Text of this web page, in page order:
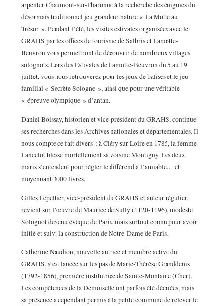
arpenter Chaumont-sur-Tharonne à la recherche des énigmes du
désormais traditionnel jeu grandeur nature « La Motte au
Trésor ». Pendant l’été, les visites estivales organisées avec le
GRAHS par les offices de tourisme de Salbris et Lamotte-
Beuvron vous permettront de découvrir de nombreux villages
solognots. Lors des Estivales de Lamotte-Beuvron du 5 au 19
juillet, vous nous retrouverez pour les jeux de balises et le jeu
familial « Secrète Sologne », ainsi que pour une véritable
« épreuve olympique » d’antan.
Daniel Boissay, historien et vice-président du GRAHS, continue
ses recherches dans les Archives nationales et départementales. Il
nous compte ce fait divers : à Cléry sur Loire en 1785, la femme
Lancelot blesse mortellement sa voisine Montigny. Les deux
maris s’entendent pour régler le différend à l’amiable… et
moyennant 3000 livres.
Gilles Lepeltier, vice-président du GRAHS et auteur régulier,
revient sur l’œuvre de Maurice de Sully (1120-1196), modeste
Solognot devenu évêque de Paris, mais surtout connu pour avoir
initié et suivi la construction de Notre-Dame de Paris.
Catherine Naudion, nouvelle autrice et membre active du
GRAHS, s’est lancée sur les pas de Marie-Thérèse Granddenis
(1792-1856), première institutrice de Sainte-Montaine (Cher).
Les compétences de la Demoiselle ont parfois été décriées, mais
sa présence a cependant permis à la petite commune de relever le